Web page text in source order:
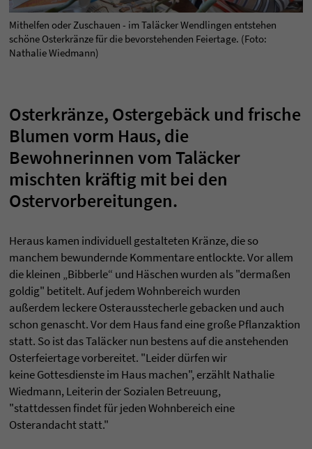
Mithelfen oder Zuschauen - im Taläcker Wendlingen entstehen
schöne Osterkränze für die bevorstehenden Feiertage. (Foto:
Nathalie Wiedmann)
Osterkränze, Ostergebäck und frische
Blumen vorm Haus, die
Bewohnerinnen vom Taläcker
mischten kräftig mit bei den
Ostervorbereitungen.
Heraus kamen individuell gestalteten Kränze, die so
manchem bewundernde Kommentare entlockte. Vor allem
die kleinen „Bibberle“ und Häschen wurden als "dermaßen
goldig" betitelt. Auf jedem Wohnbereich wurden
außerdem leckere Osterausstecherle gebacken und auch
schon genascht. Vor dem Haus fand eine große Pflanzaktion
statt. So ist das Taläcker nun bestens auf die anstehenden
Osterfeiertage vorbereitet. "Leider dürfen wir
keine Gottesdienste im Haus machen", erzählt Nathalie
Wiedmann, Leiterin der Sozialen Betreuung,
"stattdessen findet für jeden Wohnbereich eine
Osterandacht statt."